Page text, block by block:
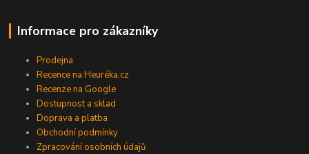
Informace pro zákazníky
Prodejna
Recence na Heuréka.cz
Recenze na Google
Dostupnost a sklad
Doprava a platba
Obchodní podmínky
Zpracování osobních údajů